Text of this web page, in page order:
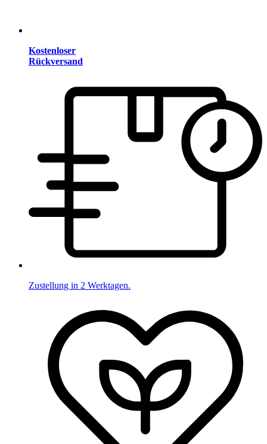
Kostenloser
Rückversand
Zustellung in 2 Werktagen.